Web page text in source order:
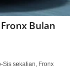
Bulan
Sis sekalian, Fronx